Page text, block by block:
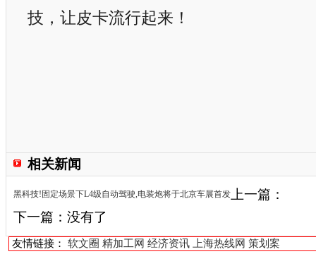
技，让皮卡流行起来！
相关新闻
上一篇：
黑科技!固定场景下L4级自动驾驶,电装炮将于北京车展首发
下一篇：没有了
友情链接： 软文圈 精加工网 经济资讯 上海热线网 策划案